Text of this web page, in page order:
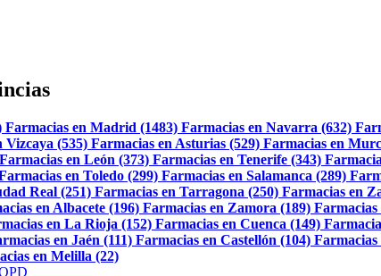
Farmacias en Madrid (1483) Farmacias en Navarra (632)
Vizcaya (535) Farmacias en Asturias (529) Farmacias en
Farmacias en León (373) Farmacias en Tenerife (343)
en Toledo (299) Farmacias en Salamanca (289)
Real (251) Farmacias en Tarragona (250) Farmacias en
en Albacete (196) Farmacias en Zamora (189)
en La Rioja (152) Farmacias en Cuenca (149)
en Jaén (111) Farmacias en Castellón (104) Farmacias
en Melilla (22)